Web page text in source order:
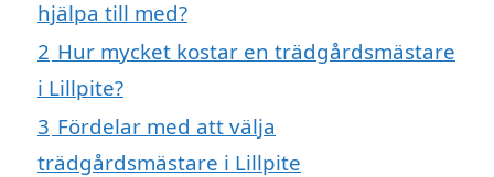
hjälpa till med?
2 Hur mycket kostar en trädgårdsmästare
i Lillpite?
3 Fördelar med att välja
trädgårdsmästare i Lillpite